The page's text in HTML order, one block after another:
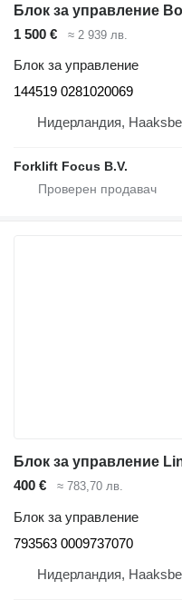
1 500 € ≈ 2 939 лв.
Блок за управление
144519 0281020069
Нидерландия,
Forklift Focus B.V.
400 € ≈ 783,70 лв.
Блок за управление
793563 0009737070
Нидерландия,